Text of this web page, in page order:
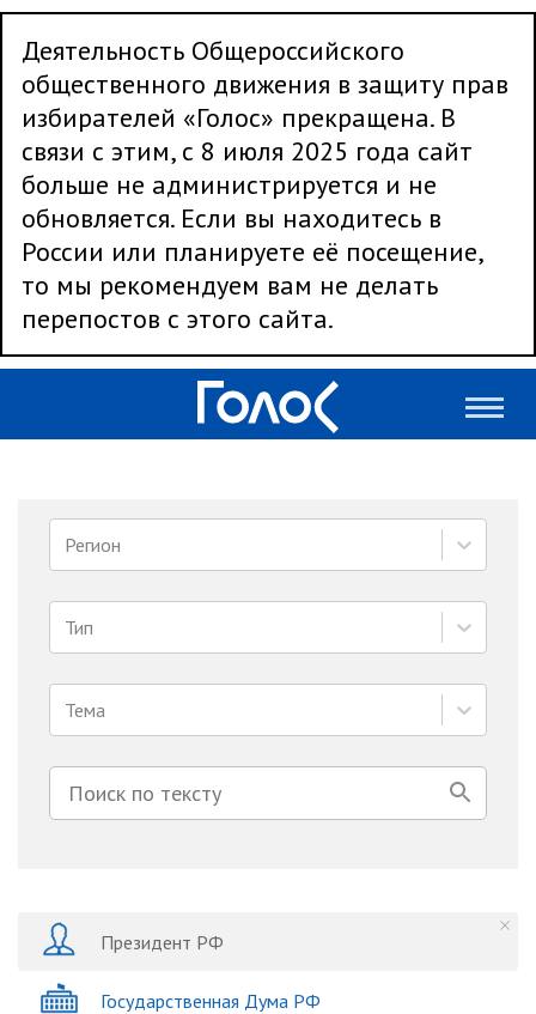
Деятельность Общероссийского
общественного движения в защиту прав
избирателей «Голос» прекращена. В
связи с этим, с 8 июля 2025 года сайт
больше не администрируется и не
обновляется. Если вы находитесь в
России или планируете её посещение,
то мы рекомендуем вам не делать
перепостов с этого сайта.
Регион
Тип
Тема
Президент РФ
Государственная Дума РФ